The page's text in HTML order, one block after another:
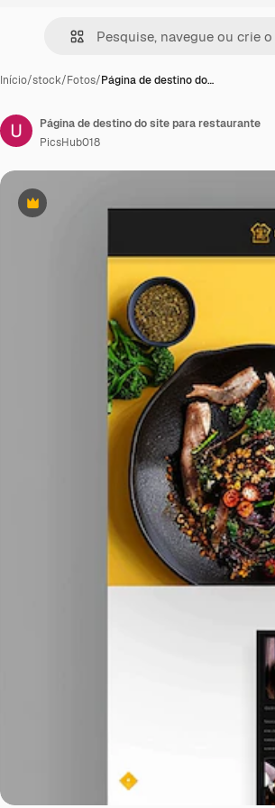
Início/stock/Fotos/Página de destino do…
Premium
Página de destino do site para restaurante
PicsHub018